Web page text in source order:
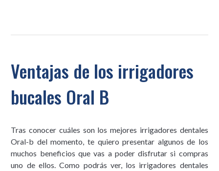
Ventajas de los irrigadores
bucales Oral B
Tras conocer cuáles son los mejores irrigadores dentales
Oral-b del momento, te quiero presentar algunos de los
muchos beneficios que vas a poder disfrutar si compras
uno de ellos. Como podrás ver, los irrigadores dentales